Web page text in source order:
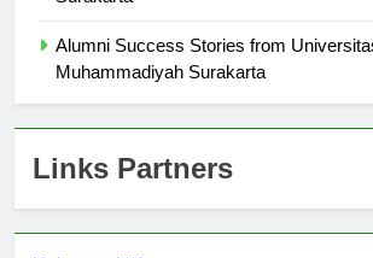
Alumni Success Stories from Universitas
Links Partners